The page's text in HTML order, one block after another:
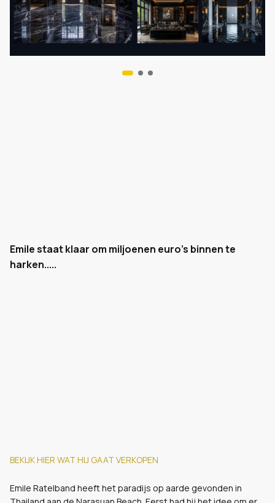
Emile staat klaar om miljoenen euro's binnen te
harken.....
BEKIJK HIER WAT HIJ GAAT VERKOPEN
Emile Ratelband heeft het paradijs op aarde gevonden in